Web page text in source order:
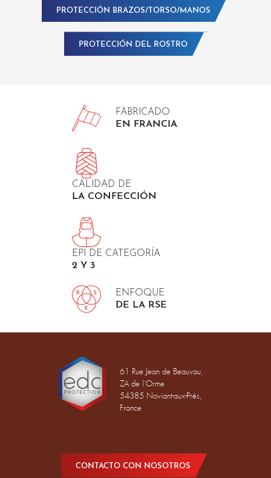
PROTECCIÓN BRAZOS/TORSO/MANOS
PROTECCIÓN DEL ROSTRO
FABRICADO
EN FRANCIA
CALIDAD DE
LA CONFECCIÓN
EPI DE CATEGORÍA
2 Y 3
ENFOQUE
DE LA RSE
61 Rue Jean de Beauvau,
ZA de l'Orme
54385 Noviant-aux-Prés,
France
CONTACTO CON NOSOTROS